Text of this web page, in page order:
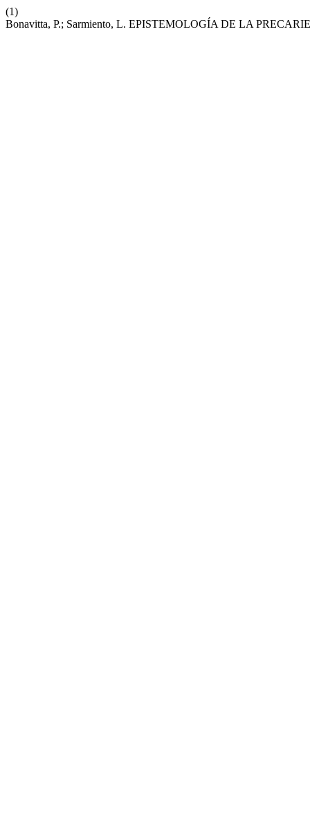
(1)
Bonavitta, P.; Sarmiento, L. EPISTEMOLOGÍA DE LA